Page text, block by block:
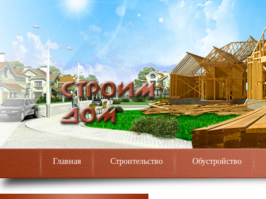
Главная Строительство Обустройство